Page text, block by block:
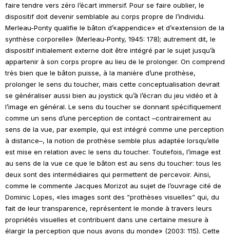
faire tendre vers zéro l’écart immersif. Pour se faire oublier, le
dispositif doit devenir semblable au corps propre de l’individu.
Merleau-Ponty qualifie le bâton d’«appendice» et d’«extension de la
synthèse corporelle» (Merleau-Ponty, 1945: 178); autrement dit, le
dispositif initialement externe doit être intégré par le sujet jusqu’à
appartenir à son corps propre au lieu de le prolonger. On comprend
très bien que le bâton puisse, à la manière d’une prothèse,
prolonger le sens du toucher, mais cette conceptualisation devrait
se généraliser aussi bien au joystick qu’à l’écran du jeu vidéo et à
l’image en général. Le sens du toucher se donnant spécifiquement
comme un sens d’une perception de contact –contrairement au
sens de la vue, par exemple, qui est intégré comme une perception
à distance–, la notion de prothèse semble plus adaptée lorsqu’elle
est mise en relation avec le sens du toucher. Toutefois, l’image est
au sens de la vue ce que le bâton est au sens du toucher: tous les
deux sont des intermédiaires qui permettent de percevoir. Ainsi,
comme le commente Jacques Morizot au sujet de l’ouvrage cité de
Dominic Lopes, «les images sont des “prothèses visuelles” qui, du
fait de leur transparence, représentent le monde à travers leurs
propriétés visuelles et contribuent dans une certaine mesure à
élargir la perception que nous avons du monde» (2003: 115). Cette